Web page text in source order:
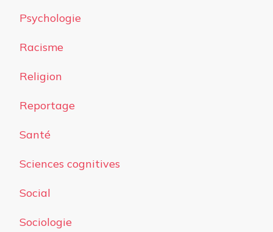
Psychologie
Racisme
Religion
Reportage
Santé
Sciences cognitives
Social
Sociologie